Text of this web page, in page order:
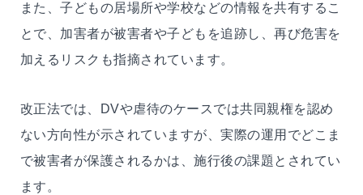
また、子どもの居場所や学校などの情報を共有するこ
とで、加害者が被害者や子どもを追跡し、再び危害を
加えるリスクも指摘されています。
改正法では、DVや虐待のケースでは共同親権を認め
ない方向性が示されていますが、実際の運用でどこま
で被害者が保護されるかは、施行後の課題とされてい
ます。